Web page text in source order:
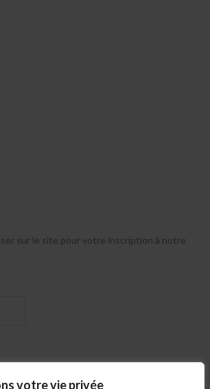
votre vie privée
sur le site pour votre inscription à notre